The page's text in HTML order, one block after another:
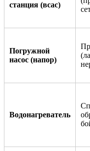
станция (всас)
Погружной
насос (напор)
Водонагреватель